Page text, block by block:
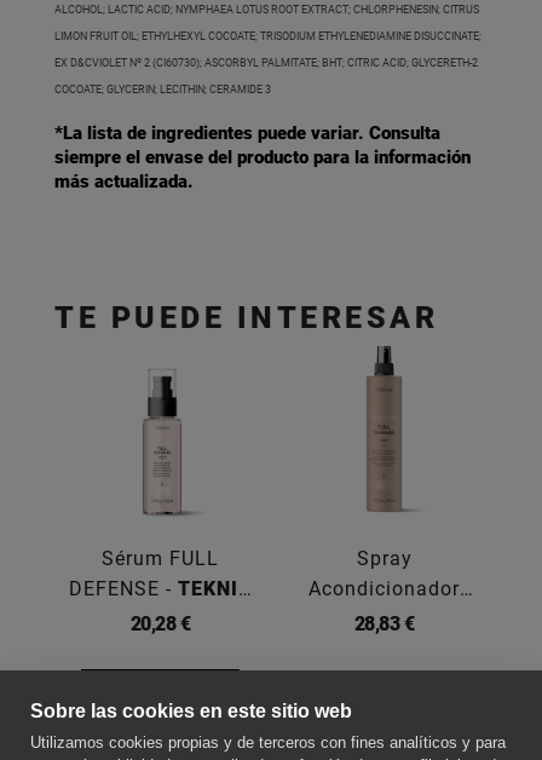
ALCOHOL; LACTIC ACID; NYMPHAEA LOTUS ROOT EXTRACT; CHLORPHENESIN; CITRUS
LIMON FRUIT OIL; ETHYLHEXYL COCOATE; TRISODIUM ETHYLENEDIAMINE DISUCCINATE;
EX D&CVIOLET Nº 2 (CI60730); ASCORBYL PALMITATE; BHT; CITRIC ACID; GLYCERETH-2
COCOATE; GLYCERIN; LECITHIN; CERAMIDE 3
*La lista de ingredientes puede variar. Consulta
siempre el envase del producto para la información
más actualizada.
TE PUEDE INTERESAR
Sérum FULL
DEFENSE - TEKNIA
100ML
20,28 €
Comprar
Spray
Acondicionador
FULL... -TEKNIA
28,83 €
Sobre las cookies en este sitio web
Utilizamos cookies propias y de terceros con fines analíticos y para